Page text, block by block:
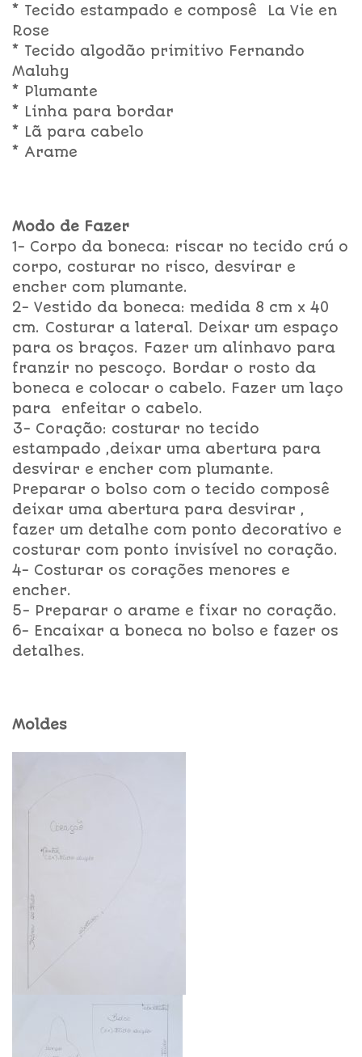
* Tecido estampado e composê La Vie en
Rose
* Tecido algodão primitivo Fernando
Maluhy
* Plumante
* Linha para bordar
* Lã para cabelo
* Arame
Modo de Fazer
1- Corpo da boneca: riscar no tecido crú o
corpo, costurar no risco, desvirar e
encher com plumante.
2- Vestido da boneca: medida 8 cm x 40
cm. Costurar a lateral. Deixar um espaço
para os braços. Fazer um alinhavo para
franzir no pescoço. Bordar o rosto da
boneca e colocar o cabelo. Fazer um laço
para enfeitar o cabelo.
3- Coração: costurar no tecido
estampado ,deixar uma abertura para
desvirar e encher com plumante.
Preparar o bolso com o tecido composê
deixar uma abertura para desvirar ,
fazer um detalhe com ponto decorativo e
costurar com ponto invisível no coração.
4- Costurar os corações menores e
encher.
5- Preparar o arame e fixar no coração.
6- Encaixar a boneca no bolso e fazer os
detalhes.
Moldes